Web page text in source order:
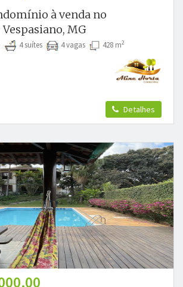
à venda no
MG
4 suítes 4 vagas 428 m2
Detalhes